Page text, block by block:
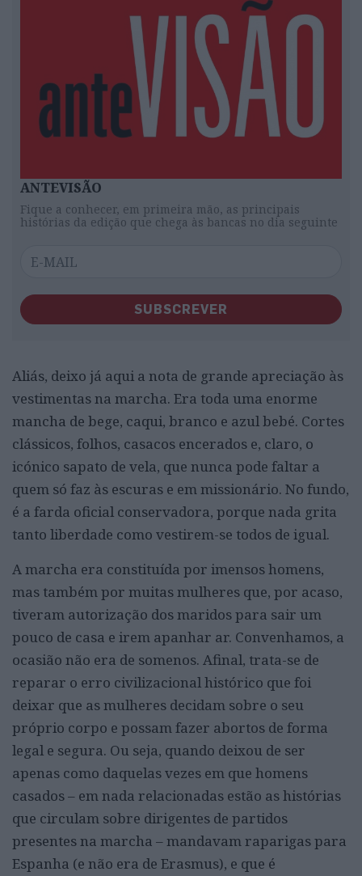
ANTEVISÃO
Fique a conhecer, em primeira mão, as principais
histórias da edição que chega às bancas no dia seguinte
SUBSCREVER
Aliás, deixo já aqui a nota de grande apreciação às
vestimentas na marcha. Era toda uma enorme
mancha de bege, caqui, branco e azul bebé. Cortes
clássicos, folhos, casacos encerados e, claro, o
icónico sapato de vela, que nunca pode faltar a
quem só faz às escuras e em missionário. No fundo,
é a farda oficial conservadora, porque nada grita
tanto liberdade como vestirem-se todos de igual.
A marcha era constituída por imensos homens,
mas também por muitas mulheres que, por acaso,
tiveram autorização dos maridos para sair um
pouco de casa e irem apanhar ar. Convenhamos, a
ocasião não era de somenos. Afinal, trata-se de
reparar o erro civilizacional histórico que foi
deixar que as mulheres decidam sobre o seu
próprio corpo e possam fazer abortos de forma
legal e segura. Ou seja, quando deixou de ser
apenas como daquelas vezes em que homens
casados – em nada relacionadas estão as histórias
que circulam sobre dirigentes de partidos
presentes na marcha – mandavam raparigas para
Espanha (e não era de Erasmus), e que é